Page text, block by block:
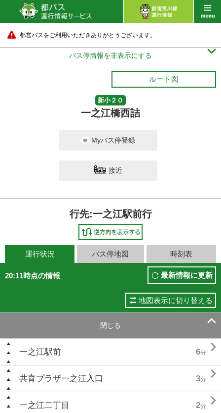
都営バスをご利用いただきありがとうございます。
バス停情報を非表示にする 
ルート図
新小２０
一之江橋西詰
Myバス停登録
接近
行先:一之江駅前行
運行状況 バス停地図 時刻表
20:11時点の情報 最新情報に更新
地図表示に切り替える
閉じる 
一之江駅前 6分 
共育プラザ一之江入口 3分 
一之江二丁目 2分 